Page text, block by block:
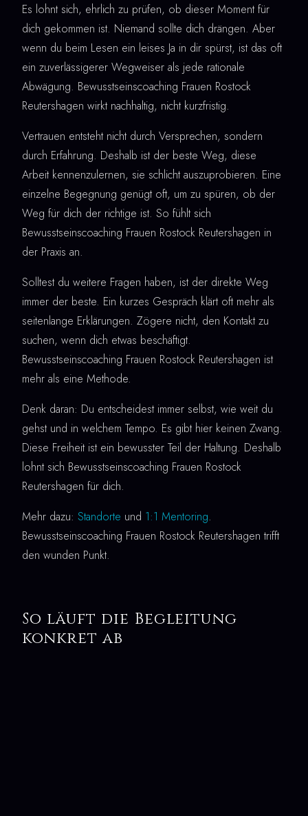
Es lohnt sich, ehrlich zu prüfen, ob dieser Moment für
dich gekommen ist. Niemand sollte dich drängen. Aber
wenn du beim Lesen ein leises Ja in dir spürst, ist das oft
ein zuverlässigerer Wegweiser als jede rationale
Abwägung. Bewusstseinscoaching Frauen Rostock
Reutershagen wirkt nachhaltig, nicht kurzfristig.
Vertrauen entsteht nicht durch Versprechen, sondern
durch Erfahrung. Deshalb ist der beste Weg, diese
Arbeit kennenzulernen, sie schlicht auszuprobieren. Eine
einzelne Begegnung genügt oft, um zu spüren, ob der
Weg für dich der richtige ist. So fühlt sich
Bewusstseinscoaching Frauen Rostock Reutershagen in
der Praxis an.
Solltest du weitere Fragen haben, ist der direkte Weg
immer der beste. Ein kurzes Gespräch klärt oft mehr als
seitenlange Erklärungen. Zögere nicht, den Kontakt zu
suchen, wenn dich etwas beschäftigt.
Bewusstseinscoaching Frauen Rostock Reutershagen ist
mehr als eine Methode.
Denk daran: Du entscheidest immer selbst, wie weit du
gehst und in welchem Tempo. Es gibt hier keinen Zwang.
Diese Freiheit ist ein bewusster Teil der Haltung. Deshalb
lohnt sich Bewusstseinscoaching Frauen Rostock
Reutershagen für dich.
Mehr dazu: Standorte und 1:1 Mentoring.
Bewusstseinscoaching Frauen Rostock Reutershagen trifft
den wunden Punkt.
So läuft die Begleitung
konkret ab